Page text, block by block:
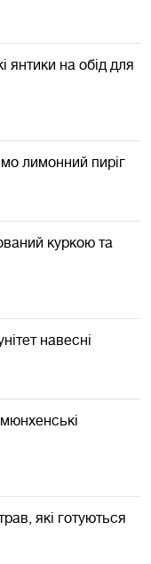
янтики на обід для
лимонний пиріг
куркою та
навесні
які готуються